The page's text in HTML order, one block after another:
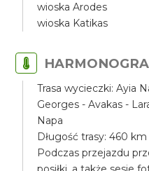
wioska Arodes
wioska Katikas
Trasa wycieczki: Ayia
Georges - Avakas -
Napa
Długość trasy: 460 km
Podczas przejazdu